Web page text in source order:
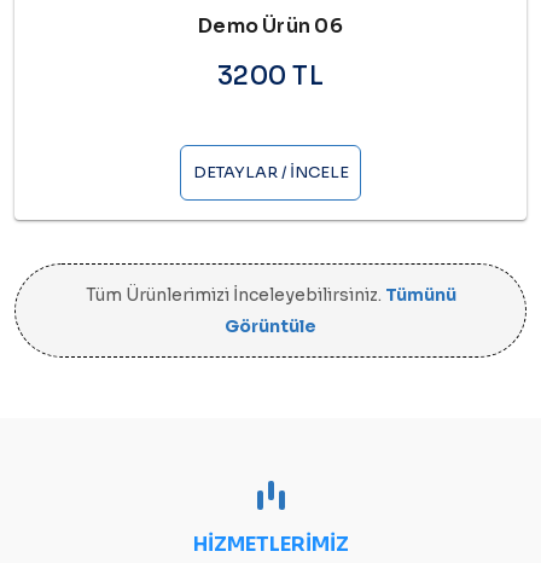
Demo Ürün 06
3200 TL
DETAYLAR / İNCELE
Tüm Ürünlerimizi İnceleyebilirsiniz. Tümünü
Görüntüle
HIZMETLERIMIZ